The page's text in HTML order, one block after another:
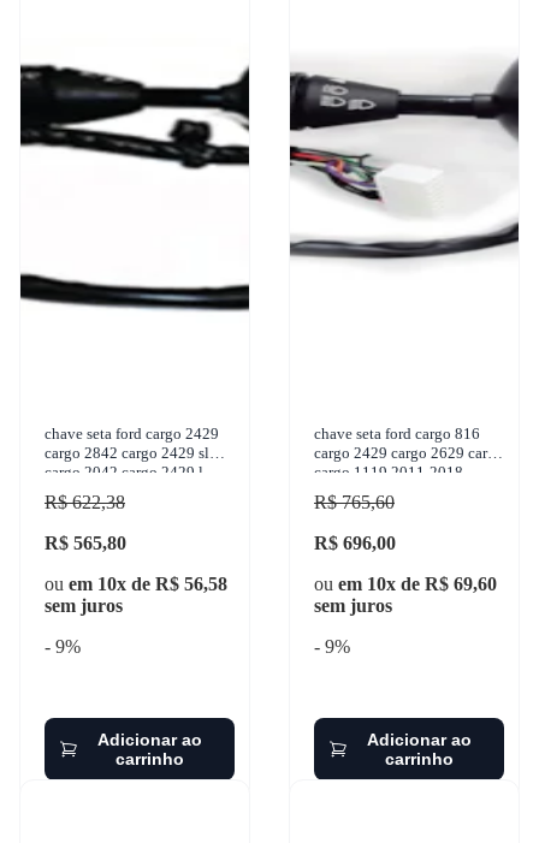
chave seta ford cargo 2429
cargo 2842 cargo 2429 sl
cargo 2042 cargo 2429 l
2012- ospina - 032095
R$ 622,38
R$ 565,80
ou em 10x de R$ 56,58
sem juros
- 9%
Adicionar ao
carrinho
chave seta ford cargo 816
cargo 2429 cargo 2629 cargo
cargo 1119 2011-2018
kostal - 10147722
R$ 765,60
R$ 696,00
ou em 10x de R$ 69,60
sem juros
- 9%
Adicionar ao
carrinho